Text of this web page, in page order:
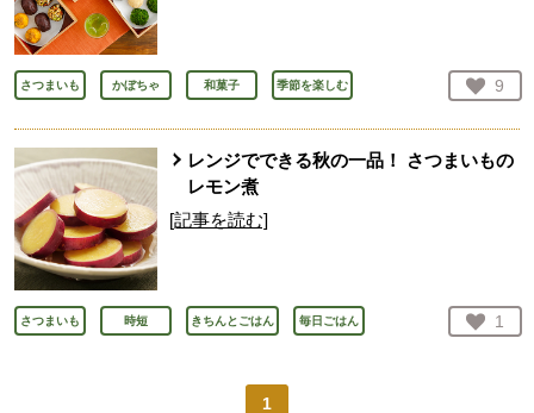
さつまいも かぼちゃ 和菓子 季節を楽しむ お気
9
人
レンジでできる秋の一品！ さつまいもの
レモン煮
[記事を読む]
さつまいも 時短 きちんとごはん 毎日ごはん お気
1
人
1